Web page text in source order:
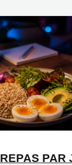
PAR